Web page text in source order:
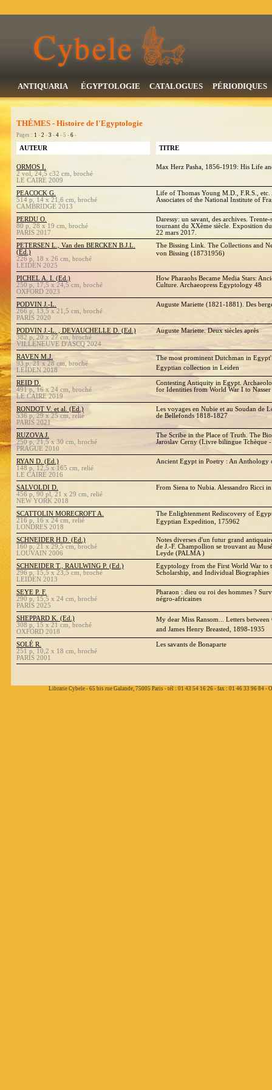
ANTIQUARIA ÉGYPTOLOGIE CATALOGUES PÉRIODIQUES
THÉMES - Histoire de l'Egyptologie
Pages : 1 - 2 - 3 - 4 - 5 - 6 -
AUTEUR TITRE
ORMOS I.
2 vol, 24,5 c32 cm, broché
LE CAIRE 2009
Max Herz Pasha, 1856-1919: His Life
PEACOCK G.
514 p, 14 x 21,6 cm, broché
CAMBRIDGE 2013
Life of Thomas Young M.D., F.R.S.,
Associates of the National Institute of
PERDU O.
80 p, 28 x 19 cm, broché
PARIS 2017
Daressy: un savant, des archives.
tournant du XXème siècle. Exposition
22 mars 2017.
PETERSEN L., Van den BERCKEN B.J.L.
(Ed.)
226 p, 18 x 26 cm, broché
LEIDEN 2025
The Bissing Link. The Collections and
von Bissing (18731956)
PICHEL A. I. (Ed.)
250 p, 17,5 x 24,5 cm, broché
OXFORD 2023
How Pharaohs Became Media Stars:
Culture. Archaeopress Egyptology 48
PODVIN J.-L.
266 p, 13,5 x 21,5 cm, broché
PARIS 2020
Auguste Mariette (1821-1881). Des
PODVIN J.-L. , DEVAUCHELLE D. (Ed.)
382 p, 20 x 27 cm, broché
VILLENEUVE D'ASCQ 2024
Auguste Mariette. Deux siècles après
RAVEN M.J.
93 p, 21 x 28 cm, broché
LEIDEN 2018
The most prominent Dutchman in
Egyptian collection in Leiden
REID D.
491 p, 16 x 24 cm, broché
LE CAIRE 2019
Contesting Antiquity in Egypt.
for Identities from World War I to Nasser
RONDOT V. et al. (Ed.)
536 p, 29 x 25 cm, relié
PARIS 2021
Les voyages en Nubie et au Soudan de
de Bellefonds 1818-1827
RUZOVA J.
250 p, 21,5 x 30 cm, broché
PRAGUE 2010
The Scribe in the Place of Truth. The
Jaroslav Cerny (Livre bilingue Tchèque -
RYAN D. (Ed.)
148 p, 12,5 x 165 cm, relié
LE CAIRE 2016
Ancient Egypt in Poetry : An Anthology
SALVOLDI D.
456 p, 90 pl, 21 x 29 cm, relié
NEW YORK 2018
From Siena to Nubia. Alessandro Ricci
SCATTOLIN MORECROFT A.
216 p, 16 x 24 cm, relié
LONDRES 2018
The Enlightenment Rediscovery of
Egyptian Expedition, 175962
SCHNEIDER H.D. (Ed.)
160 p, 21 x 29,5 cm, broché
LOUVAIN 2006
Notes diverses d'un futur grand
de J.-F. Champollion se trouvant au
Leyde (PALMA )
SCHNEIDER T., RAULWING P. (Ed.)
296 p, 15,5 x 23,5 cm, broché
LEIDEN 2013
Egyptology from the First World War to
Scholarship, and Individual Biographies
SEYE P. F.
290 p, 15,5 x 24 cm, broché
PARIS 2025
Pharaon : dieu ou roi des hommes ?
négro-africaines
SHEPPARD K. (Ed.)
308 p, 15 x 21 cm, broché
OXFORD 2018
My dear Miss Ransom... Letters
and James Henry Breasted, 1898-1935
SOLÉ R.
251 p, 10,2 x 18 cm, broché
PARIS 2001
Les savants de Bonaparte
Librarie Cybele - 65 bis rue Galande, 75005 Paris - tél : 01 43 54 16 26 - fax : 01 46 33 96 84